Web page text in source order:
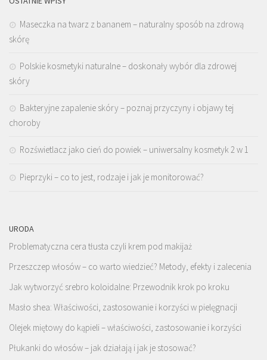
Maseczka na twarz z bananem – naturalny sposób na zdrową
skórę
Polskie kosmetyki naturalne – doskonały wybór dla zdrowej
skóry
Bakteryjne zapalenie skóry – poznaj przyczyny i objawy tej
choroby
Rozświetlacz jako cień do powiek – uniwersalny kosmetyk 2 w 1
Pieprzyki – co to jest, rodzaje i jak je monitorować?
URODA
Problematyczna cera tłusta czyli krem pod makijaż
Przeszczep włosów – co warto wiedzieć? Metody, efekty i zalecenia
Jak wytworzyć srebro koloidalne: Przewodnik krok po kroku
Masło shea: Właściwości, zastosowanie i korzyści w pielęgnacji
Olejek miętowy do kąpieli – właściwości, zastosowanie i korzyści
Płukanki do włosów – jak działają i jak je stosować?